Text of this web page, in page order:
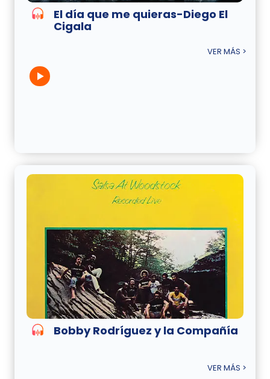
El día que me quieras-Diego El
Cigala
VER MÁS >
Bobby Rodríguez y la Compañía
VER MÁS >